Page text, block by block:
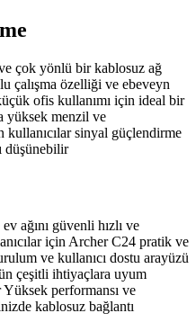
çok yönlü bir kablosuz ağ
çalışma özelliği ve ebeveyn
ofis kullanımı için ideal bir
yüksek menzil ve
sinyal güçlendirme
düşünebilir
ağını güvenli hızlı ve
için Archer C24 pratik ve
ve kullanıcı dostu arayüzü
çeşitli ihtiyaçlara uyum
Yüksek performansı ve
kablosuz bağlantı